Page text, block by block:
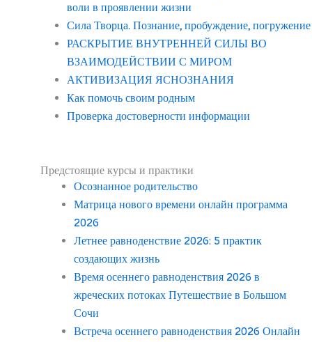
воли в проявлении жизни
Сила Творца. Познание, пробуждение, погружение
РАСКРЫТИЕ ВНУТРЕННЕЙ СИЛЫ ВО
ВЗАИМОДЕЙСТВИИ С МИРОМ
АКТИВИЗАЦИЯ ЯСНОЗНАНИЯ
Как помочь своим родным
Проверка достоверности информации
Предстоящие курсы и практики
Осознанное родительство
Матрица нового времени онлайн программа
2026
Летнее равноденствие 2026: 5 практик
создающих жизнь
Время осеннего равноденствия 2026 в
жреческих потоках Путешествие в Большом
Сочи
Встреча осеннего равноденствия 2026 Онлайн